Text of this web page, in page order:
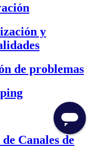
y
de problemas
Canales de